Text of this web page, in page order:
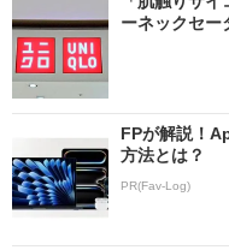
ーネックセ
FPが解説！
方法とは？
PR(Fav-Log)